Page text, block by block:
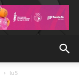
lu5